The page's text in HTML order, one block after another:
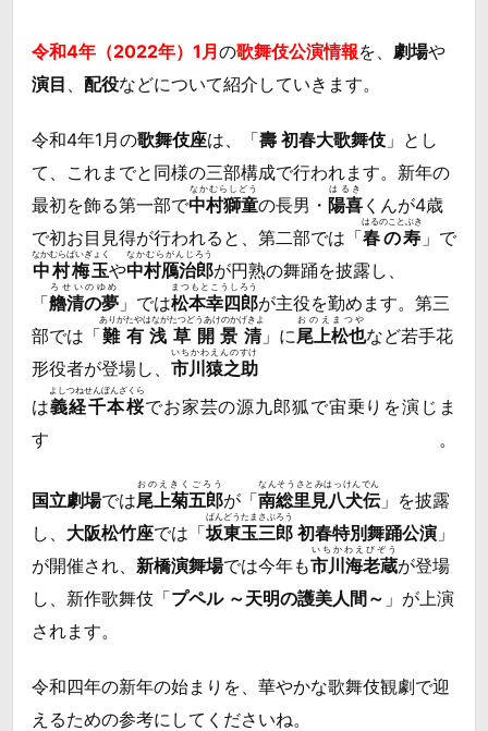
令和4年（2022年）1月 の歌舞伎公演情報を、 劇場や
演目 、 配役などについて紹介していきます。
令和4年1月の歌舞伎座は、「壽 初春大歌舞伎 」とし
て、これまでと同様の三部構成で行われます。新年の
最初を飾る第一部で中村獅童
なかむらしどう
の長男・ 陽喜
はるき
くんが4歳
で初お目見得が行われると、第二部では「春の寿
はるのことぶき
」で
中村梅玉
なかむらばいぎょく
や中村鴈治郎
なかむらがんじろう
が円熟の舞踊を披露し、
「艪清の夢
ろせいのゆめ
」では松本幸四郎
まつもとこうしろう
が主役を勤めます。第三
部では「難有浅草開景清
ありがたやはながたつどうあけのかげきよ
」に尾上松也
おのえまつや
など若手花
形役者が登場し、 市川猿之助
いちかわえんのすけ
は義経千本桜
よしつねせんぼんざくら
でお家芸の源九郎狐で宙乗りを演じま
す。
国立劇場では尾上菊五郎
おのえきくごろう
が「南総里見八犬伝
なんそうさとみはっけんでん
」を披露
し、 大阪松竹座では「坂東玉三郎
ばんどうたまさぶろう
初春特別舞踊公演 」
が開催され、 新橋演舞場では今年も市川海老蔵
いちかわえびぞう
が登場
し、新作歌舞伎「プペル ～天明の護美人間～ 」が上演
されます。
令和四年の新年の始まりを、華やかな歌舞伎観劇で迎
えるための参考にしてくださいね。